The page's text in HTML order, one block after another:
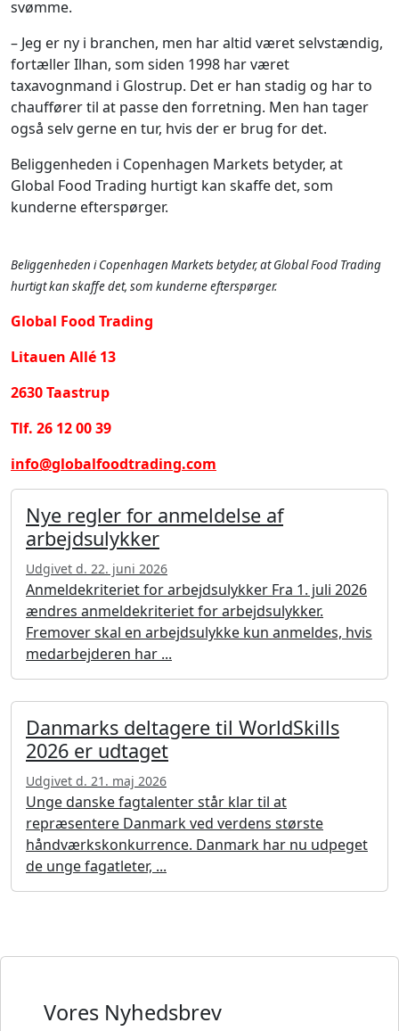
svømme.
– Jeg er ny i branchen, men har altid været selvstændig,
fortæller Ilhan, som siden 1998 har været
taxavognmand i Glostrup. Det er han stadig og har to
chauffører til at passe den forretning. Men han tager
også selv gerne en tur, hvis der er brug for det.
Beliggenheden i Copenhagen Markets betyder, at
Global Food Trading hurtigt kan skaffe det, som
kunderne efterspørger.
Beliggenheden i Copenhagen Markets betyder, at Global Food Trading
hurtigt kan skaffe det, som kunderne efterspørger.
Global Food Trading
Litauen Allé 13
2630 Taastrup
Tlf. 26 12 00 39
info@globalfoodtrading.com
Nye regler for anmeldelse af
arbejdsulykker
Udgivet d. 22. juni 2026
Anmeldekriteriet for arbejdsulykker Fra 1. juli 2026
ændres anmeldekriteriet for arbejdsulykker.
Fremover skal en arbejdsulykke kun anmeldes, hvis
medarbejderen har ...
Danmarks deltagere til WorldSkills
2026 er udtaget
Udgivet d. 21. maj 2026
Unge danske fagtalenter står klar til at
repræsentere Danmark ved verdens største
håndværkskonkurrence. Danmark har nu udpeget
de unge fagatleter, ...
Vores Nyhedsbrev